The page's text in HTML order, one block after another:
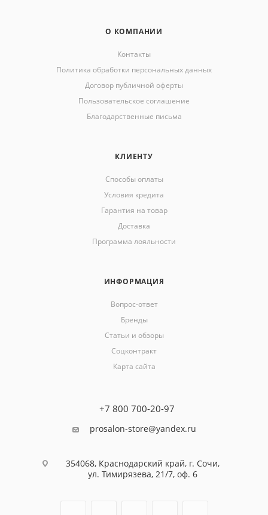
О КОМПАНИИ
Контакты
Политика обработки персональных данных
Договор публичной оферты
Пользовательское соглашение
Благодарственные письма
КЛИЕНТУ
Способы оплаты
Условия кредита
Гарантия на товар
Доставка
Программа лояльности
ИНФОРМАЦИЯ
Вопрос-ответ
Бренды
Статьи и обзоры
Соцконтракт
Карта сайта
+7 800 700-20-97
prosalon-store@yandex.ru
354068, Краснодарский край, г. Сочи,
ул. Тимирязева, 21/7, оф. 6